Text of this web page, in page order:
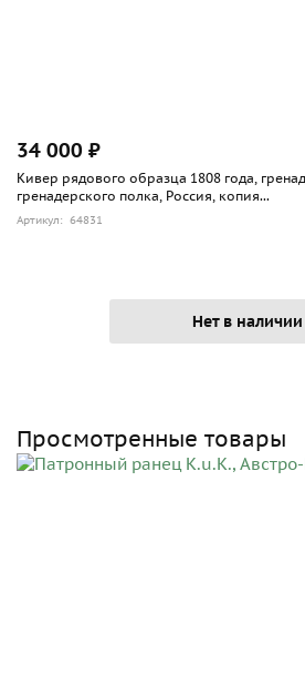
34 000 ₽
Кивер рядового образца 1808 года,
гренадерского полка, Россия, копия...
Артикул: 64831
Нет в наличии
Просмотренные товары